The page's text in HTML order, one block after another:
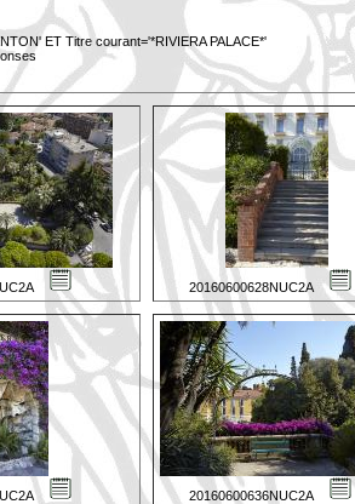
ET Titre courant='*RIVIERA PALACE*'
20160600628NUC2A
20160600636NUC2A